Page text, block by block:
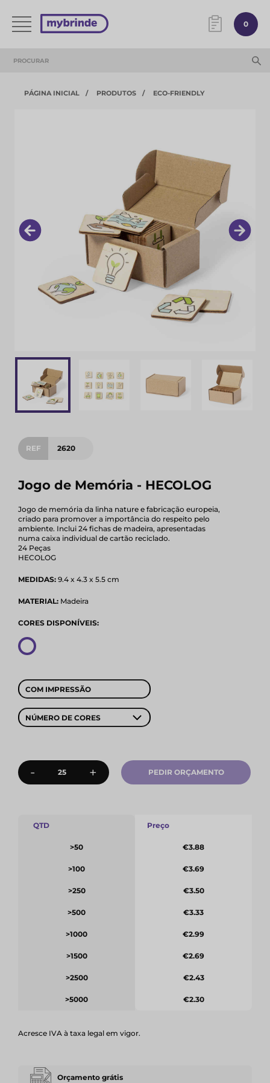
0
PÁGINA INICIAL PRODUTOS ECO-FRIENDLY
REF 2620
Jogo de Memória - HECOLOG
Jogo de memória da linha nature e fabricação europeia,
criado para promover a importância do respeito pelo
ambiente. Inclui 24 fichas de madeira, apresentadas
numa caixa individual de cartão reciclado.
24 Peças
HECOLOG
MEDIDAS: 9.4 x 4.3 x 5.5 cm
MATERIAL: Madeira
CORES DISPONÍVEIS:
COM IMPRESSÃO
NÚMERO DE CORES
- + PEDIR ORÇAMENTO
QTD
>50
>100
>250
>500
>1000
>1500
>2500
>5000
Preço
€3.88
€3.69
€3.50
€3.33
€2.99
€2.69
€2.43
€2.30
Acresce IVA à taxa legal em vigor.
Orçamento grátis